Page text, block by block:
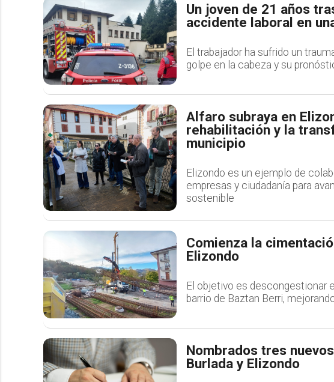
Un joven de 21 años
accidente laboral en
El trabajador ha sufrido un
golpe en la cabeza y su
Alfaro subraya en
rehabilitación y la
municipio
Elizondo es un ejemplo de
empresas y ciudadanía para
sostenible
Comienza la
Elizondo
El objetivo es descongestionar
barrio de Baztan Berri,
Nombrados tres
Burlada y Elizondo